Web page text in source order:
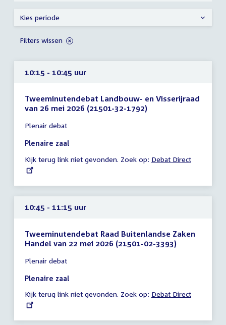
10:15 - 10:45 uur
Tweeminutendebat Landbouw- en Visserijraad
van 26 mei 2026 (21501-32-1792)
vergadering
10:15
10:45
uur
Plenair debat
Plenaire zaal
Kijk terug link niet gevonden. Zoek op: External
Debat Direct
10:45 - 11:15 uur
Tweeminutendebat Raad Buitenlandse Zaken
Handel van 22 mei 2026 (21501-02-3393)
vergadering
10:45
11:15
uur
Plenair debat
Plenaire zaal
Kijk terug link niet gevonden. Zoek op: External
Debat Direct
Kies periode
Filters wissen